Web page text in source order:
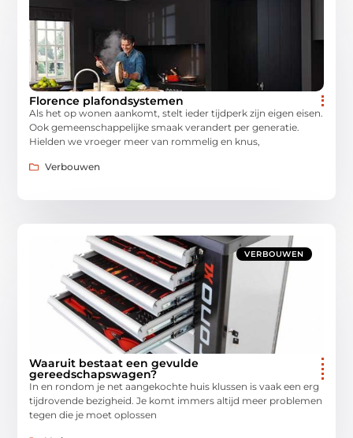
Florence plafondsystemen
Als het op wonen aankomt, stelt ieder tijdperk zijn eigen eisen.
Ook gemeenschappelijke smaak verandert per generatie.
Hielden we vroeger meer van rommelig en knus,
Verbouwen
VERBOUWEN
Waaruit bestaat een gevulde
gereedschapswagen?
In en rondom je net aangekochte huis klussen is vaak een erg
tijdrovende bezigheid. Je komt immers altijd meer problemen
tegen die je moet oplossen